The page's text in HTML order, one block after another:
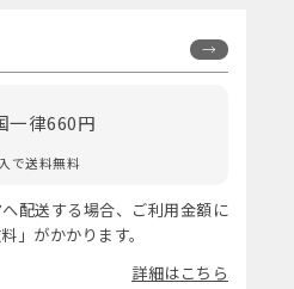
一律660円
で送料無料
配送する場合、ご利用金額に
」がかかります。
詳細はこちら